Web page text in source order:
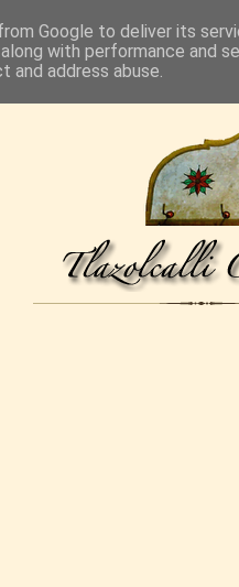
Google to deliver its
with performance and
address abuse.